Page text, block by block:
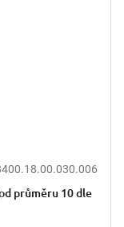
průměru 10 dle